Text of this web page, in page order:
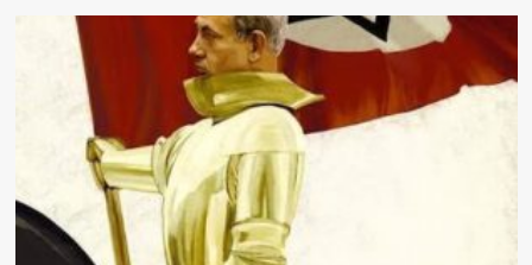
Después
de
Islamabad